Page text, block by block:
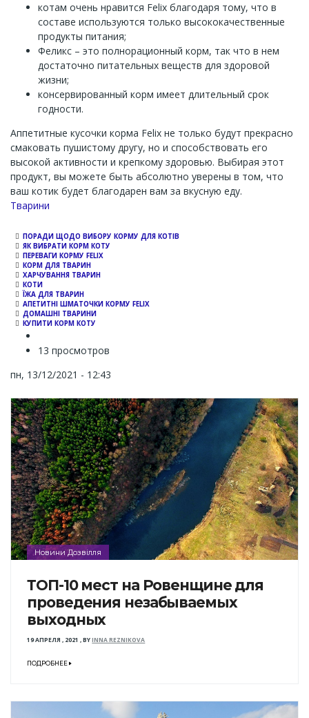
котам очень нравится Felix благодаря тому, что в
составе используются только высококачественные
продукты питания;
Феликс – это полнорационный корм, так что в нем
достаточно питательных веществ для здоровой
жизни;
консервированный корм имеет длительный срок
годности.
Аппетитные кусочки корма Felix не только будут прекрасно
смаковать пушистому другу, но и способствовать его
высокой активности и крепкому здоровью. Выбирая этот
продукт, вы можете быть абсолютно уверены в том, что
ваш котик будет благодарен вам за вкусную еду.
Channel
Тварини
ПОРАДИ ЩОДО ВИБОРУ КОРМУ ДЛЯ КОТІВ
ЯК ВИБРАТИ КОРМ КОТУ
ПЕРЕВАГИ КОРМУ FELIX
КОРМ ДЛЯ ТВАРИН
ХАРЧУВАННЯ ТВАРИН
КОТИ
ЇЖА ДЛЯ ТВАРИН
АПЕТИТНІ ШМАТОЧКИ КОРМУ FELIX
ДОМАШНІ ТВАРИНИ
КУПИТИ КОРМ КОТУ
13 просмотров
пн, 13/12/2021 - 12:43
Новини Дозвілля
ТОП-10 мест на Ровенщине для
проведения незабываемых
выходных
19 АПРЕЛЯ , 2021 ,BYINNA REZNIKOVA
ПОДРОБНЕЕ